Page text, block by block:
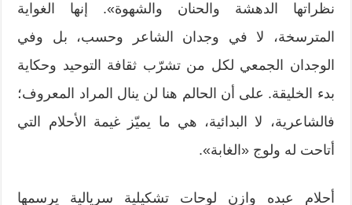
نظراتها الدهشة والحنان والشهوة». إنها الغواية
المترسخة، لا في وجدان الشاعر وحسب، بل وفي
الوجدان الجمعي لكل من تشرّب ثقافة التوحيد وحكاية
بدء الخليقة. على أن الحالم هنا لن ينال المراد المعروف؛
فالشاعرية، لا البدائية، هي ما يميّز غيمة الأحلام التي
أتاحت له ولوج «الغابة».
أحلام عبده وازن لوحات تشكيلية سريالية يرسمها